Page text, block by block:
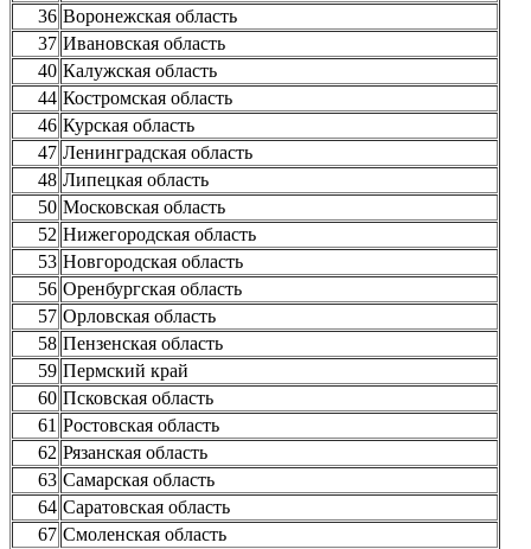
36 Воронежская область
37 Ивановская область
40 Калужская область
44 Костромская область
46 Курская область
47 Ленинградская область
48 Липецкая область
50 Московская область
52 Нижегородская область
53 Новгородская область
56 Оренбургская область
57 Орловская область
58 Пензенская область
59 Пермский край
60 Псковская область
61 Ростовская область
62 Рязанская область
63 Самарская область
64 Саратовская область
67 Смоленская область